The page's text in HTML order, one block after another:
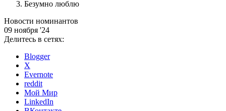
Безумно люблю
Новости номинантов
09 ноября '24
Делитесь в сетях:
Blogger
X
Evernote
reddit
Мой Мир
LinkedIn